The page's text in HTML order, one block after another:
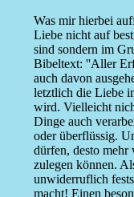
Was mir hierbei
Liebe nicht auf
sind sondern im
Bibeltext: ''Aller
auch davon
letztlich die Liebe
wird. Vielleicht
Dinge auch
oder überflüssig.
dürfen, desto mehr
zulegen können.
unwiderruflich
macht! Einen